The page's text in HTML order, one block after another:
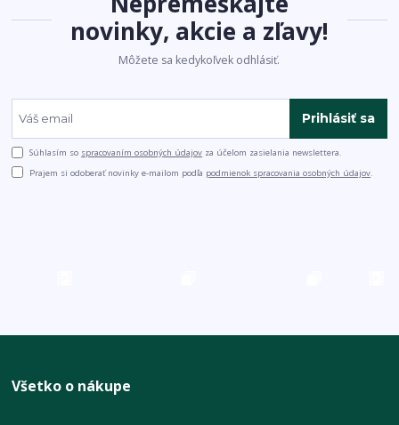
novinky, akcie a zľavy!
Môžete sa kedykoľvek odhlásiť.
Prihlásiť sa
Súhlasím so spracovaním osobných údajov za účelom zasielania newslettera.
Prajem si odoberať novinky e-mailom podľa podmienok spracovania osobných údajov.
Všetko o nákupe